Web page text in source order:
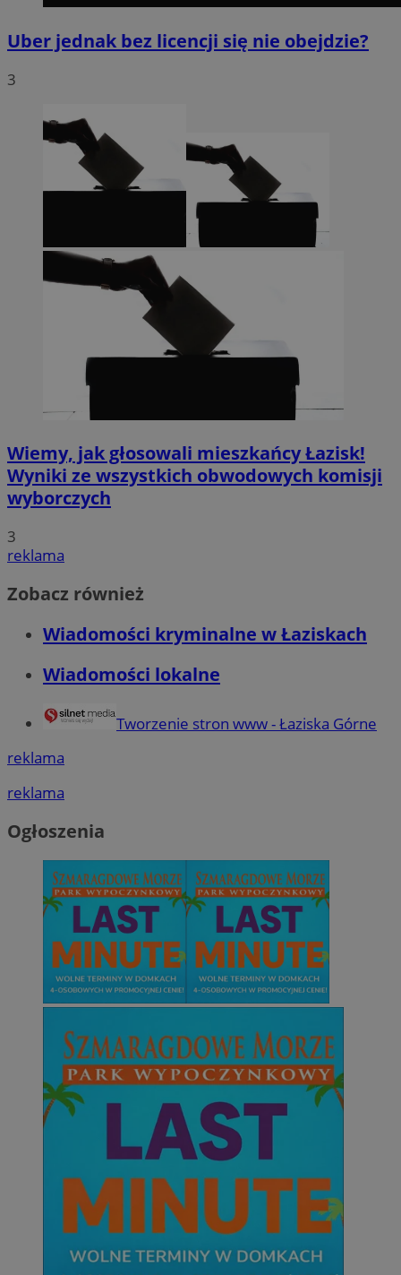
Uber jednak bez licencji się nie obejdzie?
3
Wiemy, jak głosowali mieszkańcy Łazisk!
Wyniki ze wszystkich obwodowych komisji
wyborczych
3
reklama
Zobacz również
Wiadomości kryminalne w Łaziskach
Wiadomości lokalne
Tworzenie stron www - Łaziska Górne
reklama
reklama
Ogłoszenia